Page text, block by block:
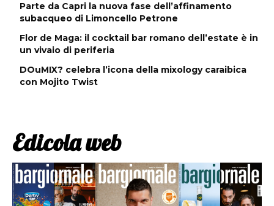
Parte da Capri la nuova fase dell’affinamento
subacqueo di Limoncello Petrone
Flor de Maga: il cocktail bar romano dell’estate è in
un vivaio di periferia
DOuMIX? celebra l’icona della mixology caraibica
con Mojito Twist
Edicola web